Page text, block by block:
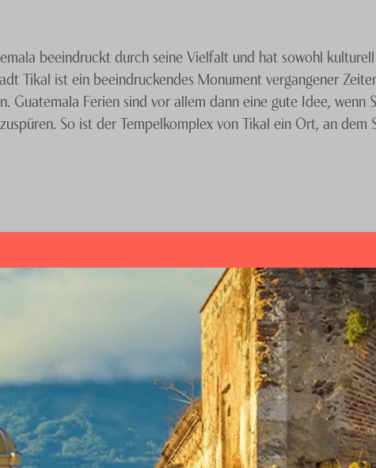
beeindruckt durch seine Vielfalt und hat sowohl
Tikal ist ein beeindruckendes Monument vergangener
Guatemala Ferien sind vor allem dann eine gute Idee, wenn
So ist der Tempelkomplex von Tikal ein Ort, an dem